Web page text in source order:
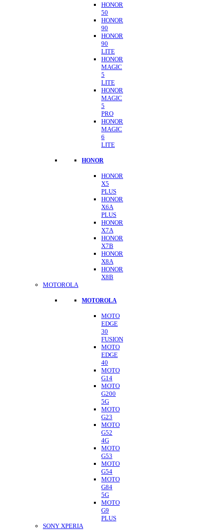
HONOR
50
HONOR
90
HONOR
90
LITE
HONOR
MAGIC
5
LITE
HONOR
MAGIC
5
PRO
HONOR
MAGIC
6
LITE
HONOR
HONOR
X5
PLUS
HONOR
X6A
PLUS
HONOR
X7A
HONOR
X7B
HONOR
X8A
HONOR
X8B
MOTOROLA
MOTOROLA
MOTO
EDGE
30
FUSION
MOTO
EDGE
40
MOTO
G14
MOTO
G200
5G
MOTO
G23
MOTO
G52
4G
MOTO
G53
MOTO
G54
MOTO
G84
5G
MOTO
G9
PLUS
SONY XPERIA